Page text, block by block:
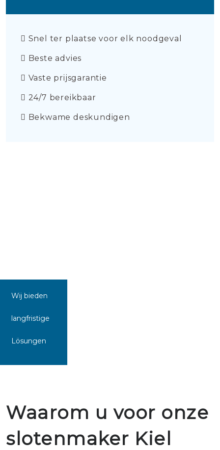
Snel ter plaatse voor elk noodgeval
Beste advies
Vaste prijsgarantie
24/7 bereikbaar
Bekwame deskundigen
Wij bieden
langfristige
Lösungen
Waarom u voor onze
slotenmaker Kiel